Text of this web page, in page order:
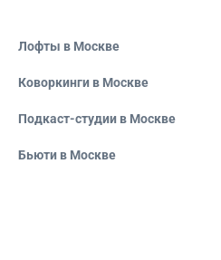
Лофты в Москве
Коворкинги в Москве
Подкаст-студии в Москве
Бьюти в Москве